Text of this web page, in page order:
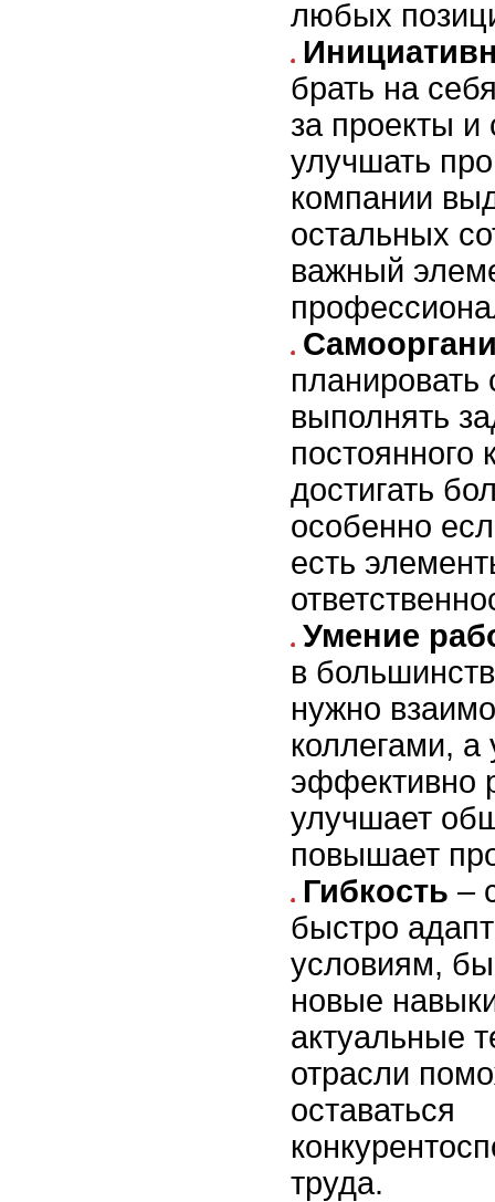
любых
брать на
за проекты и
улучшать
компании
остальных
важный
планировать
выполнять
постоянного
достигать
особенно
есть
Умение
в
нужно
коллегами, а
эффективно
улучшает
повышает
Гибкость –
быстро
условиям,
новые
актуальные
отрасли
оставаться
труда.